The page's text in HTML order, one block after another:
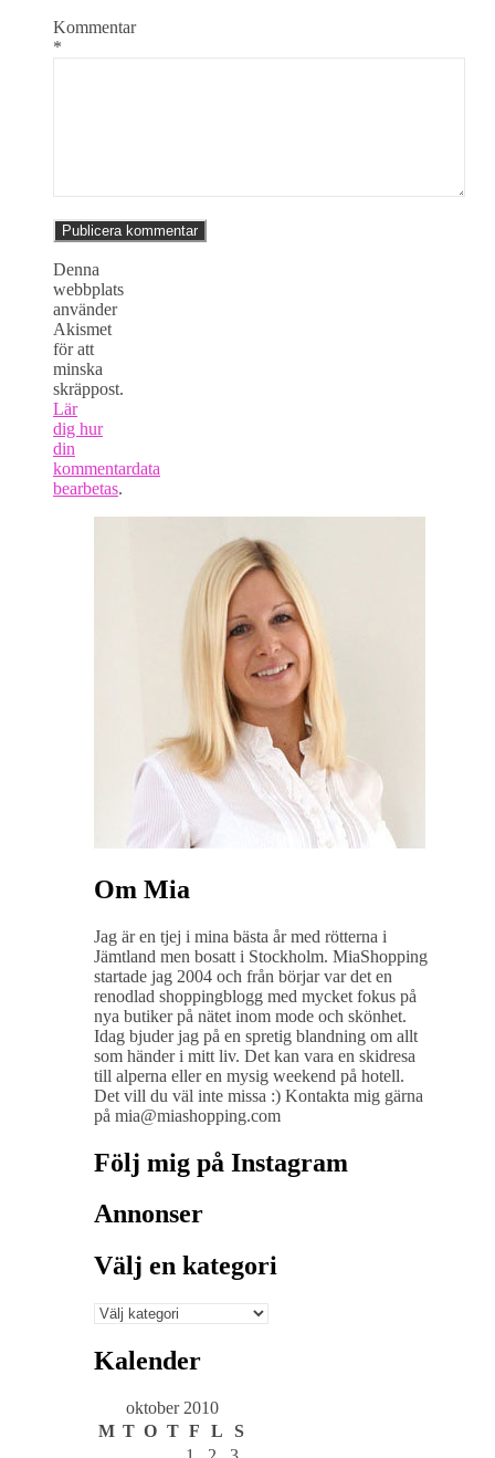
Kommentar
*
Denna
webbplats
använder
Akismet
för att
minska
skräppost.
Lär
dig hur
din
kommentardata
bearbetas.
Om Mia
Jag är en tjej i mina bästa år med rötterna i
Jämtland men bosatt i Stockholm. MiaShopping
startade jag 2004 och från börjar var det en
renodlad shoppingblogg med mycket fokus på
nya butiker på nätet inom mode och skönhet.
Idag bjuder jag på en spretig blandning om allt
som händer i mitt liv. Det kan vara en skidresa
till alperna eller en mysig weekend på hotell.
Det vill du väl inte missa :) Kontakta mig gärna
på mia@miashopping.com
Följ mig på Instagram
Annonser
Välj en kategori
Välj
kategori
Kalender
oktober 2010
M T O T F L
S